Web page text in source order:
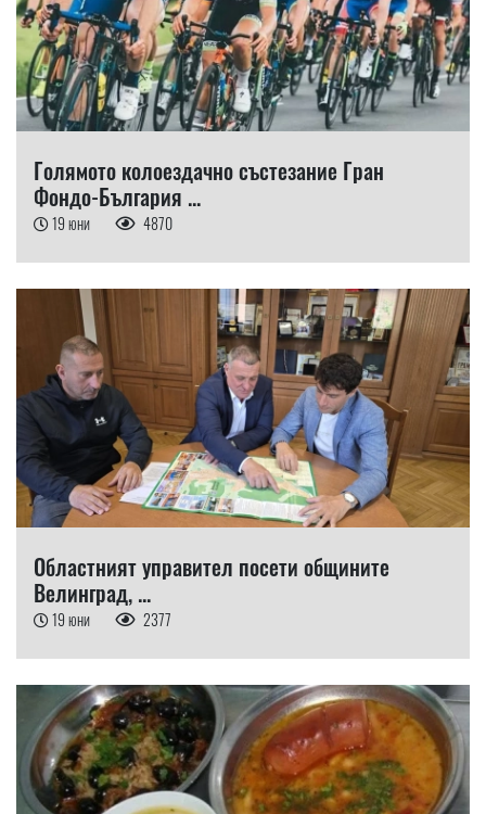
Голямото колоездачно състезание Гран
Фондо-България ...
19 юни 4870
Областният управител посети общините
Велинград, ...
19 юни 2377